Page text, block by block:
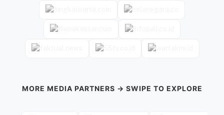
MORE MEDIA PARTNERS → SWIPE TO EXPLORE